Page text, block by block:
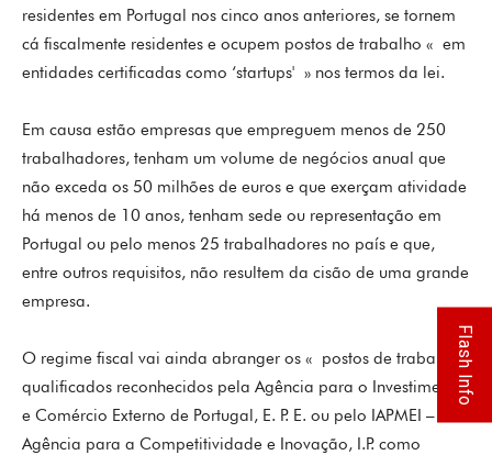
residentes em Portugal nos cinco anos anteriores, se tornem
cá fiscalmente residentes e ocupem postos de trabalho « em
entidades certificadas como ‘startups' » nos termos da lei.
Em causa estão empresas que empreguem menos de 250
trabalhadores, tenham um volume de negócios anual que
não exceda os 50 milhões de euros e que exerçam atividade
há menos de 10 anos, tenham sede ou representação em
Portugal ou pelo menos 25 trabalhadores no país e que,
entre outros requisitos, não resultem da cisão de uma grande
empresa.
O regime fiscal vai ainda abranger os « postos de trabalho
qualificados reconhecidos pela Agência para o Investimento
e Comércio Externo de Portugal, E. P. E. ou pelo IAPMEI –
Agência para a Competitividade e Inovação, I.P. como
Flash Info